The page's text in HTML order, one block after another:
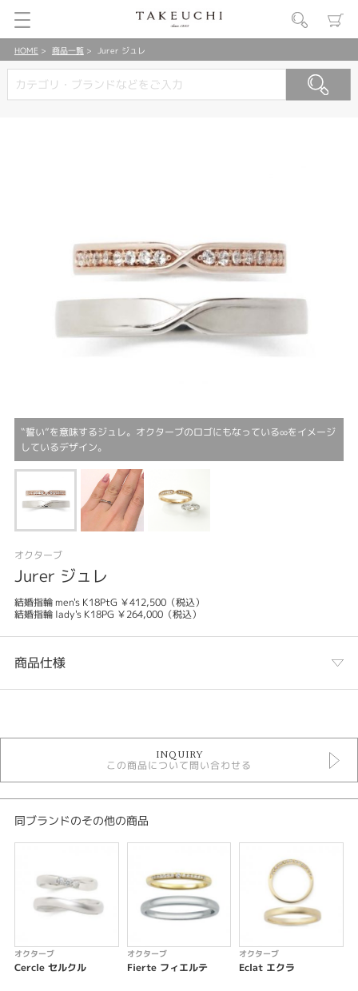
HOME 商品一覧 Jurer ジュレ
‟誓い”を意味するジュレ。オクターブのロゴにもなっている∞をイメージ
しているデザイン。
オクターブ
Jurer ジュレ
結婚指輪 men's K18PtG ￥412,500（税込）
結婚指輪 lady's K18PG ￥264,000（税込）
商品仕様
OCTAVE
結婚指輪 ＞ 結婚指輪ゴージャス
デザイン
結婚指輪 ゴージャス
レディース
INQUIRY
この商品について問い合わせる
同ブランドのその他の商品
オクターブ
Cercle セルクル
オクターブ
Fierte フィエルテ
オクターブ
Eclat エクラ